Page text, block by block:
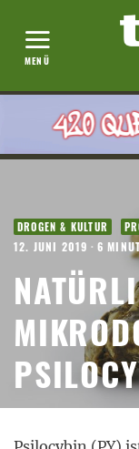
DROGEN & KULTUR
12. JUNI 2019 · 6